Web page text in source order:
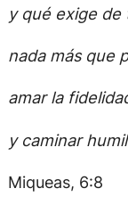
y qué exige de
nada más que
amar la
y caminar
Miqueas, 6:8